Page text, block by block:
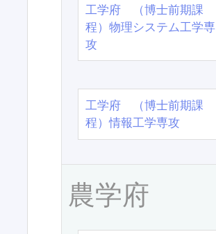
工学府 （博士前期課
程）物理システム工学専
攻
工学府 （博士前期課
程）情報工学専攻
農学府